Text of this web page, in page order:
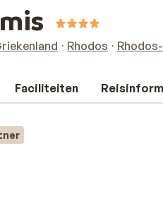
Rhodos
Faciliteiten